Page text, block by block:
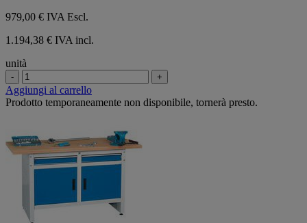
979,00 € IVA Escl.
1.194,38 € IVA incl.
unità
- +
Aggiungi al carrello
Prodotto temporaneamente non disponibile, tornerà presto.